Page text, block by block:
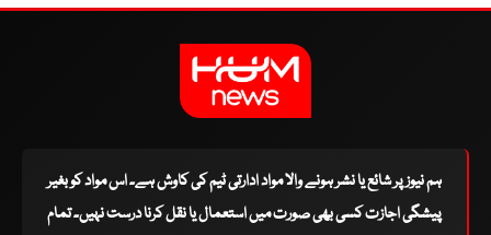
ہم نیوز پر شائع یا نشر ہونے والا مواد ادارتی ٹیم کی کاوش ہے۔ اس مواد کو بغیر
پیشگی اجازت کسی بھی صورت میں استعمال یا نقل کرنا درست نہیں۔ تمام